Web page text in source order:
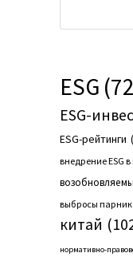
ESG
ESG-
ESG-рейтинги
внедрение ESG
выбросы
китай
нормативно-